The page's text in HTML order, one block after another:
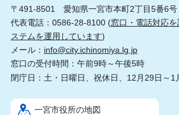
〒491-8501 愛知県一宮市本町2丁目5番6号
代表電話：0586-28-8100 (窓口・電話対応
ステムを運用しています)
メール： info@city.ichinomiya.lg.jp
窓口の受付時間：午前9時～午後5時
閉庁日：土・日曜日、祝休日、12月29日～1
一宮市役所の地図